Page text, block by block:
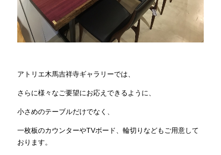
アトリエ木馬吉祥寺ギャラリーでは、
さらに様々なご要望にお応えできるように、
小さめのテーブルだけでなく、
一枚板のカウンターやTVボード、輪切りなどもご用意して
おります。